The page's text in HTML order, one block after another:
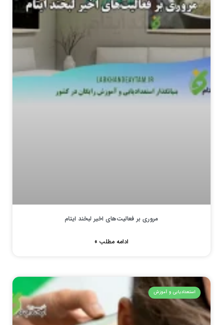
مروری بر فعالیت‌های اخیر لبخند ایتام
ادامه مطلب »
استعدادیابی و آموزش